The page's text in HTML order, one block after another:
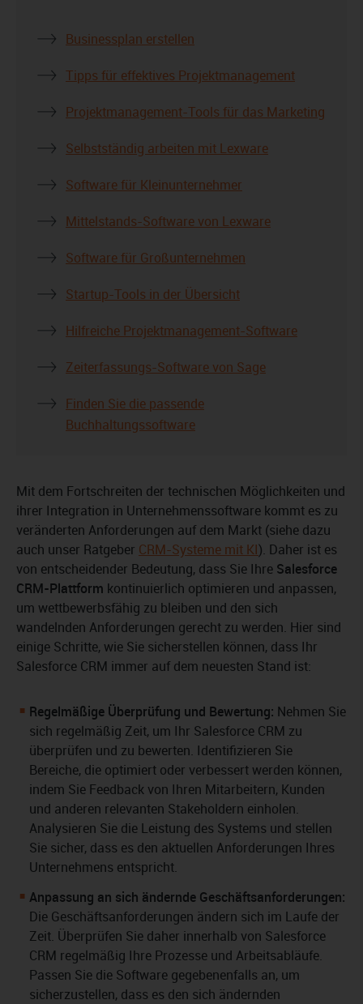
Businessplan erstellen
Tipps für effektives Projektmanagement
Projektmanagement-Tools für das Marketing
Selbstständig arbeiten mit Lexware
Software für Kleinunternehmer
Mittelstands-Software von Lexware
Software für Großunternehmen
Startup-Tools in der Übersicht
Hilfreiche Projektmanagement-Software
Zeiterfassungs-Software von Sage
Finden Sie die passende
Buchhaltungssoftware
Mit dem Fortschreiten der technischen Möglichkeiten und
ihrer Integration in Unternehmenssoftware kommt es zu
veränderten Anforderungen auf dem Markt (siehe dazu
auch unser Ratgeber CRM-Systeme mit KI). Daher ist es
von entscheidender Bedeutung, dass Sie Ihre Salesforce
CRM-Plattform kontinuierlich optimieren und anpassen,
um wettbewerbsfähig zu bleiben und den sich
wandelnden Anforderungen gerecht zu werden. Hier sind
einige Schritte, wie Sie sicherstellen können, dass Ihr
Salesforce CRM immer auf dem neuesten Stand ist:
Regelmäßige Überprüfung und Bewertung: Nehmen Sie
sich regelmäßig Zeit, um Ihr Salesforce CRM zu
überprüfen und zu bewerten. Identifizieren Sie
Bereiche, die optimiert oder verbessert werden können,
indem Sie Feedback von Ihren Mitarbeitern, Kunden
und anderen relevanten Stakeholdern einholen.
Analysieren Sie die Leistung des Systems und stellen
Sie sicher, dass es den aktuellen Anforderungen Ihres
Unternehmens entspricht.
Anpassung an sich ändernde Geschäftsanforderungen:
Die Geschäftsanforderungen ändern sich im Laufe der
Zeit. Überprüfen Sie daher innerhalb von Salesforce
CRM regelmäßig Ihre Prozesse und Arbeitsabläufe.
Passen Sie die Software gegebenenfalls an, um
sicherzustellen, dass es den sich ändernden